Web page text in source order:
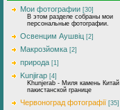
Мои фотографии [30]
В этом разделе собраны мои
персональные фотографии.
Освенцим Аушвіц [2]
Макрозйомка [2]
природа [1]
Kunjirap [4]
Khunjerab - Миля камень Китай
пакистанской границе
Червоноград фотографії [35]